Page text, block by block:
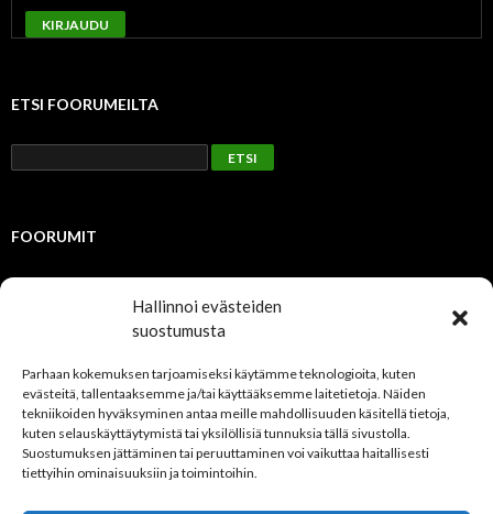
Hallinnoi evästeiden
suostumusta
Parhaan kokemuksen tarjoamiseksi käytämme teknologioita, kuten
evästeitä, tallentaaksemme ja/tai käyttääksemme laitetietoja. Näiden
tekniikoiden hyväksyminen antaa meille mahdollisuuden käsitellä tietoja,
kuten selauskäyttäytymistä tai yksilöllisiä tunnuksia tällä sivustolla.
Suostumuksen jättäminen tai peruuttaminen voi vaikuttaa haitallisesti
tiettyihin ominaisuuksiin ja toimintoihin.
KIRJAUDU
ETSI FOORUMEILTA
FOORUMIT
Jäsenmaksut 2023
Kevätkokous 2021
NFS uudistaa foorumiaan